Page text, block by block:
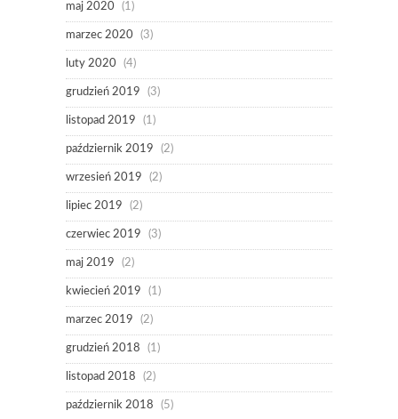
maj 2020 (1)
marzec 2020 (3)
luty 2020 (4)
grudzień 2019 (3)
listopad 2019 (1)
październik 2019 (2)
wrzesień 2019 (2)
lipiec 2019 (2)
czerwiec 2019 (3)
maj 2019 (2)
kwiecień 2019 (1)
marzec 2019 (2)
grudzień 2018 (1)
listopad 2018 (2)
październik 2018 (5)